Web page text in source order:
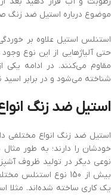
موضوع درباره استیل ضد زنگ
استنلس استیل علاوه بر
حتی آلیاژهایی از این نوع
مقاوم می‌کنند. در ادامه یکی
شناخته می‌شود و در برابر
استیل ضد زنگ
استیل ضد زنگ انواع مختلفی
خودشان را دارند؛ به طور
نوعی دیگر در تولید ظروف
بیش از 150 نوع